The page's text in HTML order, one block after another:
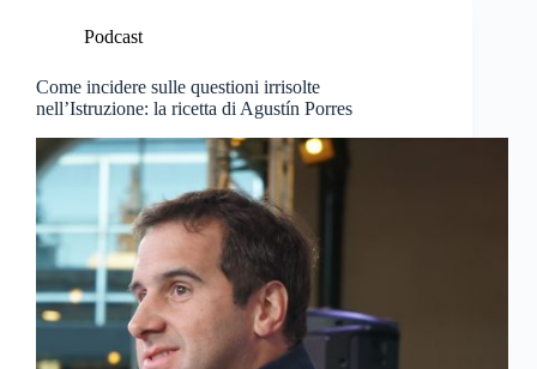
Podcast
Come incidere sulle questioni irrisolte
nell’Istruzione: la ricetta di Agustín Porres